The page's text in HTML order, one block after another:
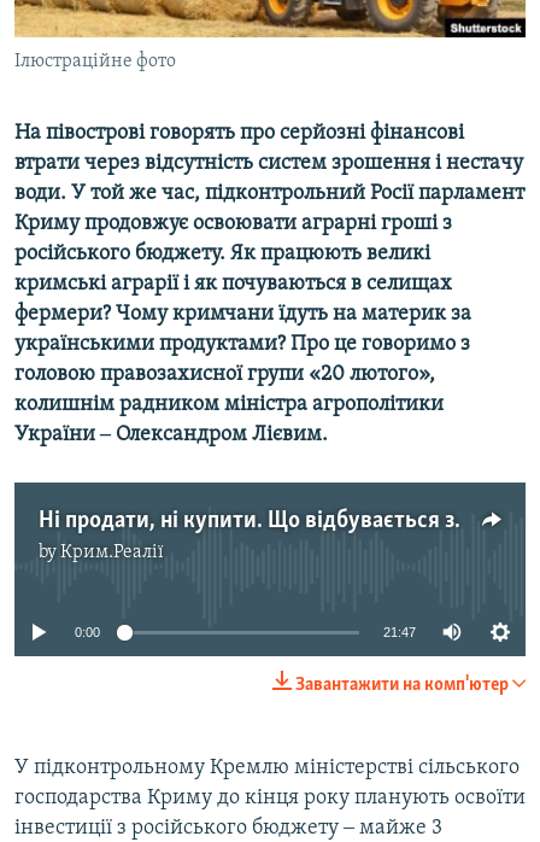
ІНФОГРАФІКА
ДОЛУЧАЙСЯ!
Усі сайти RFE/RL
Ілюстраційне фото
На півострові говорять про серйозні фінансові
втрати через відсутність систем зрошення і нестачу
води. У той же час, підконтрольний Росії парламент
Криму продовжує освоювати аграрні гроші з
російського бюджету. Як працюють великі
кримські аграрії і як почуваються в селищах
фермери? Чому кримчани їдуть на материк за
українськими продуктами? Про це говоримо з
головою правозахисної групи «20 лютого»,
колишнім радником міністра агрополітики
України ‒ Олександром Лієвим.
Ні продати, ні купити. Що відбувається з сільським господарством в Криму
byКрим.Реалії
0:00 21:47
Завантажити на комп'ютер
У підконтрольному Кремлю міністерстві сільського
господарства Криму до кінця року планують освоїти
інвестиції з російського бюджету ‒ майже 3